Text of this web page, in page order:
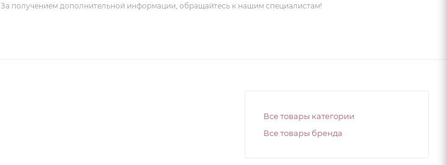
За получением дополнительной информации, обращайтесь к нашим специалистам!
Все товары категории
Все товары бренда